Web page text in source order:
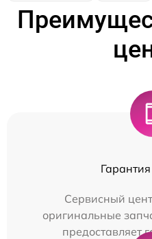
Сервисный
оригинальные
предоставляет